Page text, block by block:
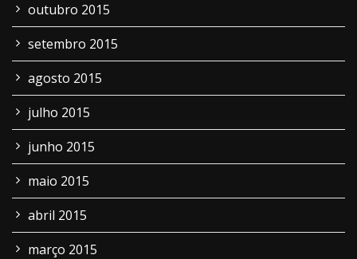
outubro 2015
setembro 2015
agosto 2015
julho 2015
junho 2015
maio 2015
abril 2015
março 2015